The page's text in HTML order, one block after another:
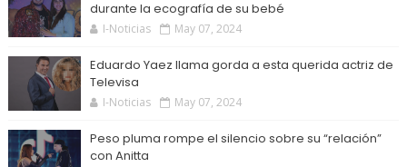
durante la ecografía de su bebé
I-Noticias May 07, 2024
Eduardo Yaez llama gorda a esta querida actriz de
Televisa
I-Noticias May 07, 2024
Peso pluma rompe el silencio sobre su “relación”
con Anitta